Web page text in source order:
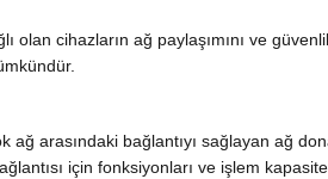
cihazların ağ paylaşımını ve
arasındaki bağlantıyı sağlayan ağ
için fonksiyonları ve işlem